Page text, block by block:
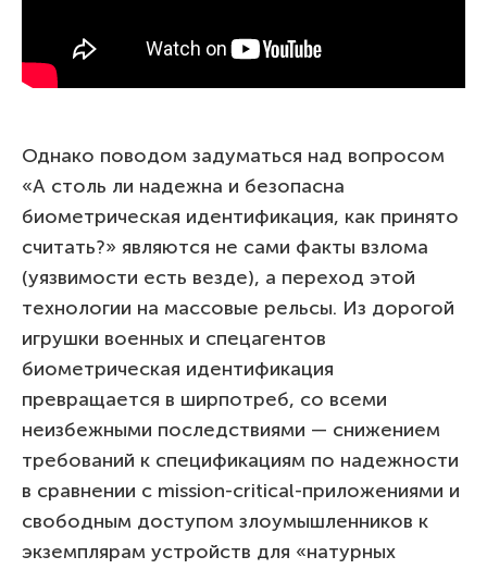
Однако поводом задуматься над вопросом
«А столь ли надежна и безопасна
биометрическая идентификация, как принято
считать?» являются не сами факты взлома
(уязвимости есть везде), а переход этой
технологии на массовые рельсы. Из дорогой
игрушки военных и спецагентов
биометрическая идентификация
превращается в ширпотреб, со всеми
неизбежными последствиями — снижением
требований к спецификациям по надежности
в сравнении с mission-critical-приложениями и
свободным доступом злоумышленников к
экземплярам устройств для «натурных